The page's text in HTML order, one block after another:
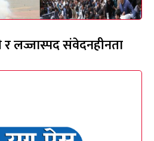
र लज्जास्पद संवेदनहीनता